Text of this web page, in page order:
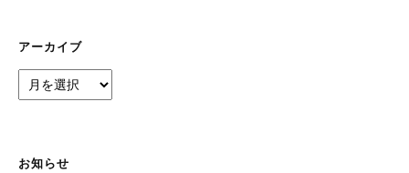
アーカイブ
ー
ブ
お知らせ